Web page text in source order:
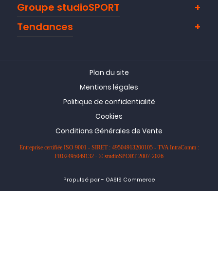
Groupe studioSPORT
Tendances
Plan du site
Mentions légales
Politique de confidentialité
Cookies
Conditions Générales de Vente
Entreprise certifiée ISO 9001 - SIRET : 49504913200105 - TVA IntraComm :
FR02495049132 - © studioSPORT 2007-2026
Propulsé par- OASIS Commerce